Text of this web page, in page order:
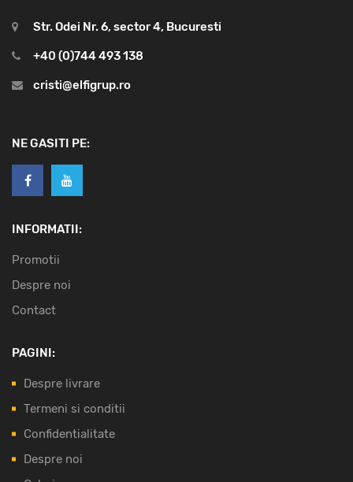
Str. Odei Nr. 6, sector 4, Bucuresti
+40 (0)744 493 138
cristi@elfigrup.ro
NE GASITI PE:
INFORMATII:
Promotii
Despre noi
Contact
PAGINI:
Despre livrare
Termeni si conditii
Confidentialitate
Despre noi